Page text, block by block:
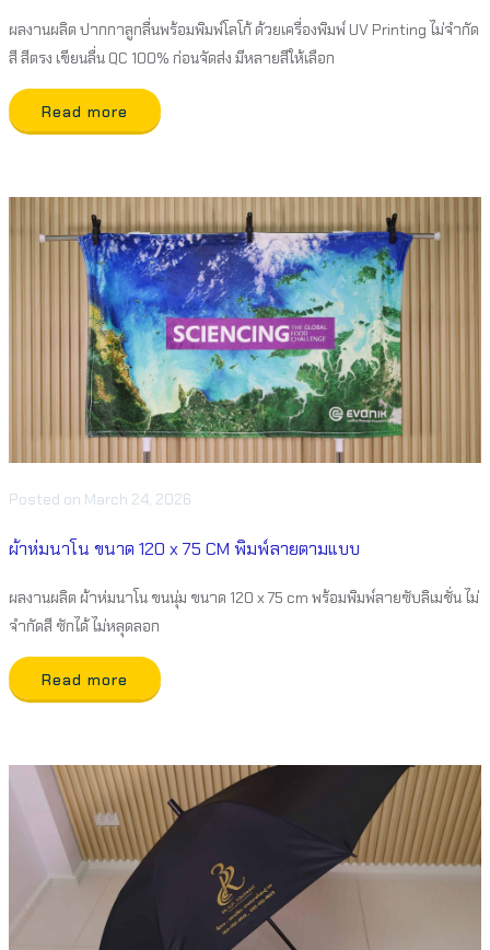
ผลงานผลิต ปากกาลูกลื่นพร้อมพิมพ์โลโก้ ด้วยเครื่องพิมพ์ UV Printing ไม่จำกัด
สี สีตรง เขียนลื่น QC 100% ก่อนจัดส่ง มีหลายสีให้เลือก
Read more
Posted on March 24, 2026
ผ้าห่มนาโน ขนาด 120 x 75 CM พิมพ์ลายตามแบบ
ผลงานผลิต ผ้าห่มนาโน ขนนุ่ม ขนาด 120 x 75 cm พร้อมพิมพ์ลายซับลิเมชั่น ไม่
จำกัดสี ซักได้ ไม่หลุดลอก
Read more